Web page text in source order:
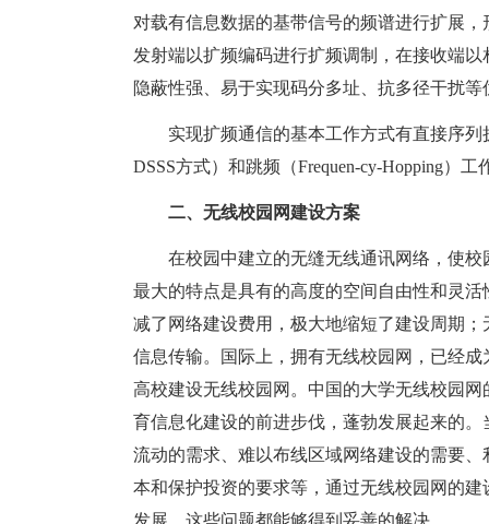
对载有信息数据的基带信号的频谱进行扩展
发射端以扩频编码进行扩频调制，在接收端
隐蔽性强、易于实现码分多址、抗多径干扰等
实现扩频通信的基本工作方式有直接序列扩
DSSS方式）和跳频（Frequen-cy-Hopping）工
二、无线校园网建设方案
在校园中建立的无缝无线通讯网络，使校
最大的特点是具有的高度的空间自由性和灵
减了网络建设费用，极大地缩短了建设周期
信息传输。国际上，拥有无线校园网，已经
高校建设无线校园网。中国的大学无线校园
育信息化建设的前进步伐，蓬勃发展起来的
流动的需求、难以布线区域网络建设的需要
本和保护投资的要求等，通过无线校园网的
发展，这些问题都能够得到妥善的解决。